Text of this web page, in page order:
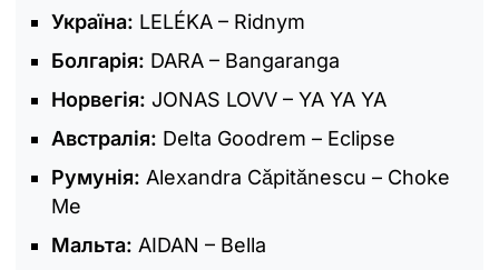
Україна: LELÉKA – Ridnym
Болгарія: DARA – Bangaranga
Норвегія: JONAS LOVV – YA YA YA
Австралія: Delta Goodrem – Eclipse
Румунія: Alexandra Căpitănescu – Choke
Me
Мальта: AIDAN – Bella